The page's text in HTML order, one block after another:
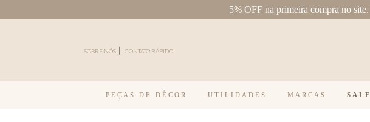
5% OFF na primeira compra no site.
SOBRE NÓS CONTATO RÁPIDO
PEÇAS DE DÉCOR UTILIDADES MARCAS SALE